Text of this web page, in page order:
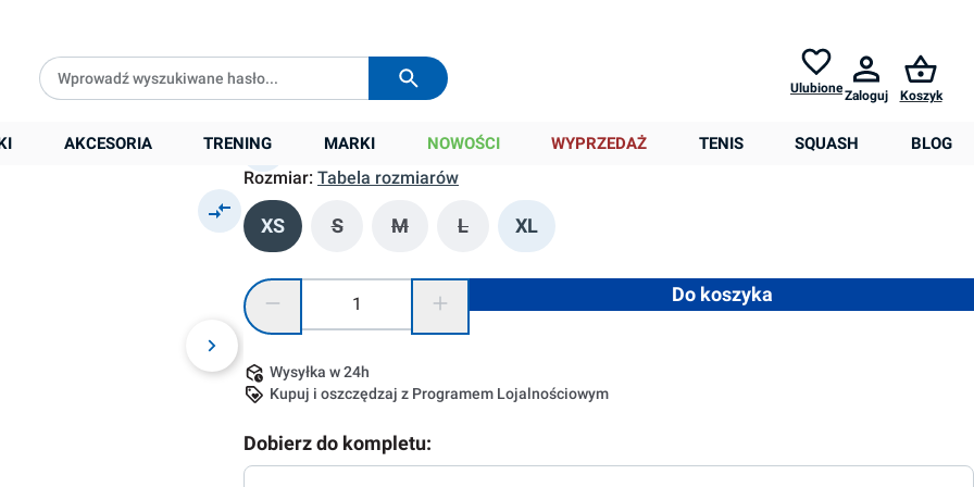
UlubioneZaloguj Koszyk
AKCESORIA TRENING MARKI NOWOŚCI WYPRZEDAŻ TENIS SQUASH BLOG
129,90 zł
Cena sugerowana:249,00 zł
Rozmiar: Tabela rozmiarów
XS S(Ta opcja jest obecnie niedostępna.)
M(Ta opcja jest obecnie niedostępna.)
L(Ta opcja jest obecnie niedostępna.)
XL
Ilość produktu: Wprowadź żądaną ilość lub użyj przycisków, aby zwiększyć lub zmniejszyć
Do koszyka
Wysyłka w 24h
Kupuj i oszczędzaj z Programem Lojalnościowym
Dobierz do kompletu: